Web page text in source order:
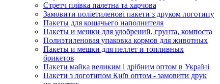
Стретч плівка палетна та харчова
Замовити поліетиленові пакети з друком логотипу
Пакеты для кошачьего наполнителя
Пакеты и мешки для удобрений, грунта, компоста
Полиэтиленовая упаковка кормов для животных
Пакеты и мешки для пеллет и топливных
брикетов
Пакети майка великим і дрібним оптом в Україні
Пакети з логотипом Київ оптом - замовити друк